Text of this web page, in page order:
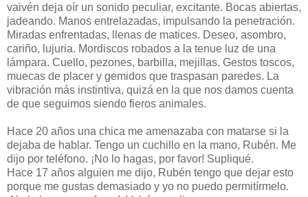
vaivén deja oír un sonido peculiar, excitante. Bocas abiertas,
jadeando. Manos entrelazadas, impulsando la penetración.
Miradas enfrentadas, llenas de matices. Deseo, asombro,
cariño, lujuria. Mordiscos robados a la tenue luz de una
lámpara. Cuello, pezones, barbilla, mejillas. Gestos toscos,
muecas de placer y gemidos que traspasan paredes. La
vibración más instintiva, quizá en la que nos damos cuenta
de que seguimos siendo fieros animales.
Hace 20 años una chica me amenazaba con matarse si la
dejaba de hablar. Tengo un cuchillo en la mano, Rubén. Me
dijo por teléfono. ¡No lo hagas, por favor! Supliqué.
Hace 17 años alguien me dijo, Rubén tengo que dejar esto
porque me gustas demasiado y yo no puedo permitírmelo.